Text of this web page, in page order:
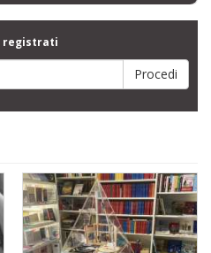
registrati